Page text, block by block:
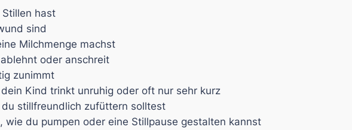
hast
sind
Milchmenge machst
oder anschreit
zunimmt
Kind trinkt unruhig oder oft nur sehr kurz
stillfreundlich zufüttern solltest
wie du pumpen oder eine Stillpause gestalten kannst